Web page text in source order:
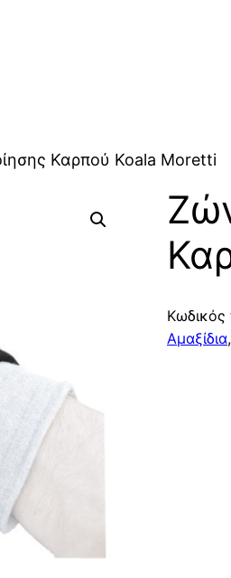
Καρπού Koala Moretti
Κωδικός
Αμαξίδια,